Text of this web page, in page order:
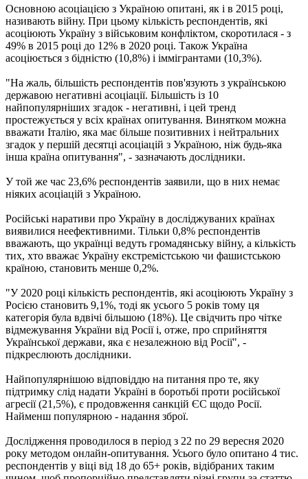
Основною асоціацією з Україною опитані, як і в 2015 році,
називають війну. При цьому кількість респондентів, які
асоціюють Україну з військовим конфліктом, скоротилася - з
49% в 2015 році до 12% в 2020 році. Також Україна
асоціюється з бідністю (10,8%) і іммігрантами (10,3%).
"На жаль, більшість респондентів пов'язують з українською
державою негативні асоціації. Більшість із 10
найпопулярніших згадок - негативні, і цей тренд
простежується у всіх країнах опитування. Винятком можна
вважати Італію, яка має більше позитивних і нейтральних
згадок у першій десятці асоціацій з Україною, ніж будь-яка
інша країна опитування", - зазначають дослідники.
У той же час 23,6% респондентів заявили, що в них немає
ніяких асоціацій з Україною.
Російські наративи про Україну в досліджуваних країнах
виявилися неефективними. Тільки 0,8% респондентів
вважають, що українці ведуть громадянську війну, а кількість
тих, хто вважає Україну екстремістською чи фашистською
країною, становить менше 0,2%.
"У 2020 році кількість респондентів, які асоціюють Україну з
Росією становить 9,1%, тоді як усього 5 років тому ця
категорія була вдвічі більшою (18%). Це свідчить про чітке
відмежування України від Росії і, отже, про сприйняття
Української держави, яка є незалежною від Росії", -
підкреслюють дослідники.
Найпопулярнішою відповіддю на питання про те, яку
підтримку слід надати Україні в боротьбі проти російської
агресії (21,5%), є продовження санкцій ЄС щодо Росії.
Найменш популярною - надання зброї.
Дослідження проводилося в період з 22 по 29 вересня 2020
року методом онлайн-опитування. Усього було опитано 4 тис.
респондентів у віці від 18 до 65+ років, відібраних таким